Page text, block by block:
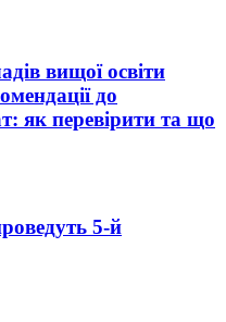
вищої освіти
до
як перевірити та що
5-й